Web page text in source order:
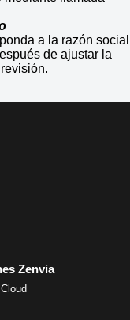
a la razón social
de ajustar la
Zenvia